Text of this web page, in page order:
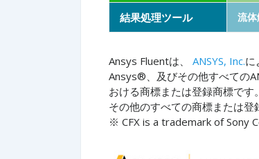
結果処理ツール 流
Ansys Fluentは、 ANSYS, Inc.に
Ansys®、及びその他すべての
おける商標または登録商標です。
その他のすべての商標または登
※ CFX is a trademark of Sony